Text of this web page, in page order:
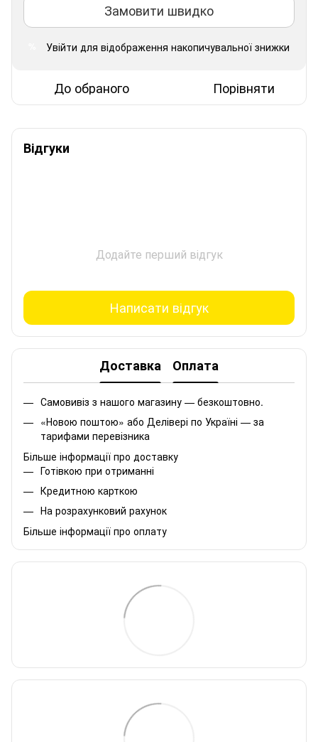
Замовити швидко
Увійти для відображення накопичувальної знижки
До обраного Порівняти
Відгуки
Додайте перший відгук
Написати відгук
Доставка Оплата
Самовивіз з нашого магазину — безкоштовно.
«Новою поштою» або Делівері по Україні — за
тарифами перевізника
Більше інформації про доставку
Готівкою при отриманні
Кредитною карткою
На розрахунковий рахунок
Більше інформації про оплату